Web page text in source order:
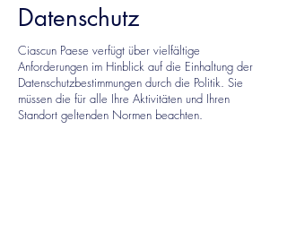
Datenschutz
Ciascun Paese verfügt über vielfältige
Anforderungen im Hinblick auf die Einhaltung der
Datenschutzbestimmungen durch die Politik. Sie
müssen die für alle Ihre Aktivitäten und Ihren
Standort geltenden Normen beachten.